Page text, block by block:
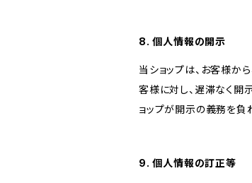
8. 個人情報の開示
当ショップは、お客様か
客様に対し、遅滞なく開
ョップが開示の義務を負
9. 個人情報の訂正等